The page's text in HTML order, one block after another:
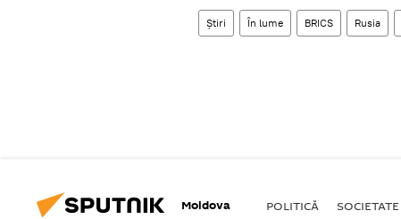
Știri În lume BRICS Rusia
Moldova POLITICĂ SOCIETATE